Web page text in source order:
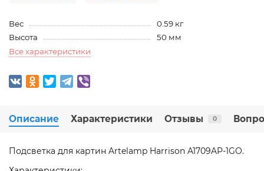
Вес
0.59 кг
Высота
50 мм
Все характеристики
Описание Характеристики Отзывы 0
Подсветка для картин Artelamp Harrison A1709AP-1GO.